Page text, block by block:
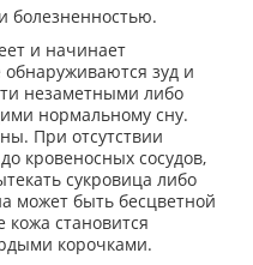
болезненностью.
и начинает
зуд и
незаметными либо
нормальному сну.
При отсутствии
кровеносных сосудов,
сукровица либо
может быть бесцветной
кожа становится
корочками.